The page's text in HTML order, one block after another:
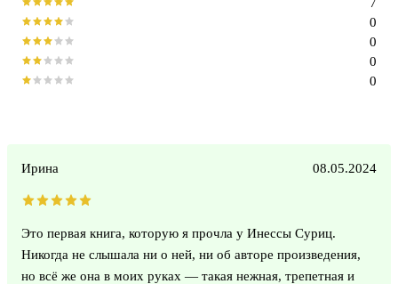
0
0
0
0
Ирина 08.05.2024
Это первая книга, которую я прочла у Инессы Суриц.
Никогда не слышала ни о ней, ни об авторе произведения,
но всё же она в моих руках — такая нежная, трепетная и